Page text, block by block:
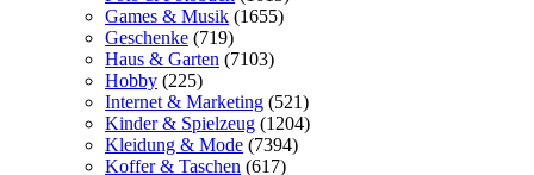
Games & Musik (1655)
Geschenke (719)
Haus & Garten (7103)
Hobby (225)
Internet & Marketing (521)
Kinder & Spielzeug (1204)
Kleidung & Mode (7394)
Koffer & Taschen (617)